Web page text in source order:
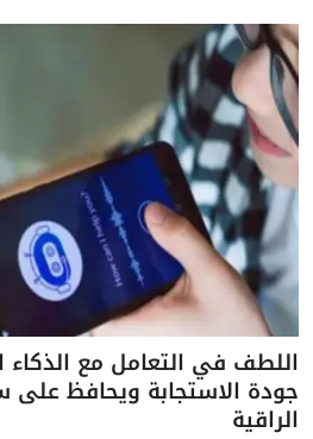
اللطف في التعامل مع الذكاء
جودة الاستجابة ويحافظ
الراقية